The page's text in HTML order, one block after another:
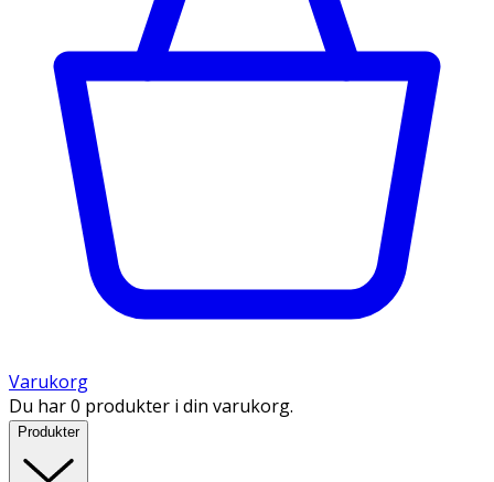
Varukorg
Du har 0 produkter i din varukorg.
Produkter